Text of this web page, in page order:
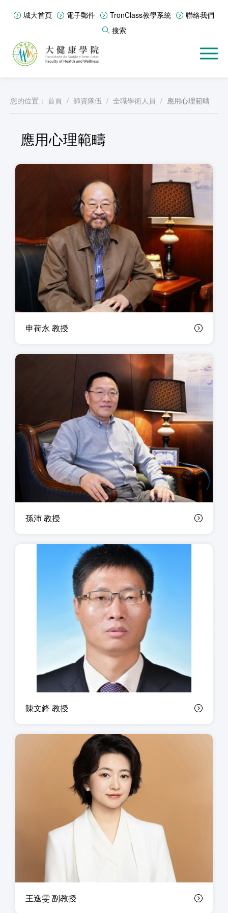
城大首頁 電子郵件 TronClass教學系統
聯絡我們
搜索
您的位置： 首頁 / 師資隊伍 / 全職學術人員 / 應用心理範疇
應用心理範疇
申荷永 教授
孫沛 教授
陳文鋒 教授
王逸雯 副教授